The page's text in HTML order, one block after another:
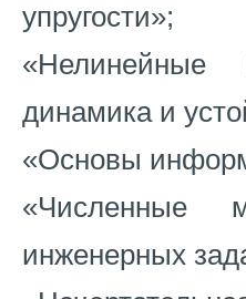
упругости»;
«Нелинейные
динамика и
«Основы
«Численные
инженерных